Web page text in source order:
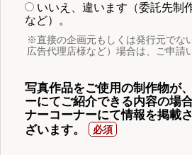
いいえ、違います（委託先制
など）。
※直接の企画元もしくは発行元でな
広告代理店様など）場合は、ご申請
写真作品をご使用の制作物が
ーにてご紹介できる内容の場
ナーコーナーにて情報を掲載
ざいます。